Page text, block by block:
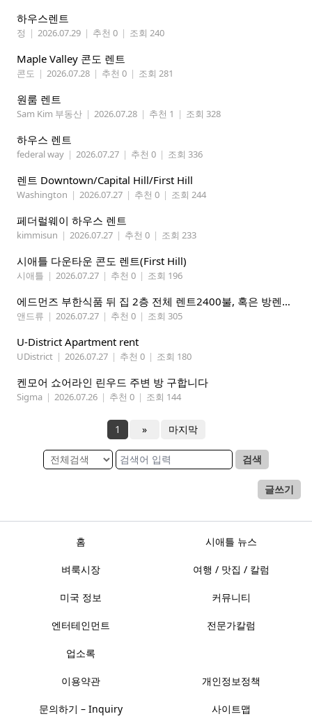
하우스렌트
정 | 2026.07.29 | 추천 0 | 조회 240
Maple Valley 콘도 렌트
콘도 | 2026.07.28 | 추천 0 | 조회 281
원룸 렌트
Sam Kim 부동산 | 2026.07.28 | 추천 1 | 조회 328
하우스 렌트
federal way | 2026.07.27 | 추천 0 | 조회 336
렌트 Downtown/Capital Hill/First Hill
Washington | 2026.07.27 | 추천 0 | 조회 244
페더럴웨이 하우스 렌트
kimmisun | 2026.07.27 | 추천 0 | 조회 233
시애틀 다운타운 콘도 렌트(First Hill)
시애틀 | 2026.07.27 | 추천 0 | 조회 196
에드먼즈 부한식품 뒤 집 2층 전체 렌트2400불, 혹은 방렌트 800불*2개, 마스터베드 950불. 방 3개 중에 골라 쓰세요!
앤드류 | 2026.07.27 | 추천 0 | 조회 305
U-District Apartment rent
UDistrict | 2026.07.27 | 추천 0 | 조회 180
켄모어 쇼어라인 린우드 주변 방 구합니다
Sigma | 2026.07.26 | 추천 0 | 조회 144
1 » 마지막
검색
글쓰기
홈 시애틀 뉴스
벼룩시장 여행 / 맛집 / 칼럼
미국 정보 커뮤니티
엔터테인먼트 전문가칼럼
업소록
이용약관 개인정보정책
문의하기 – Inquiry 사이트맵